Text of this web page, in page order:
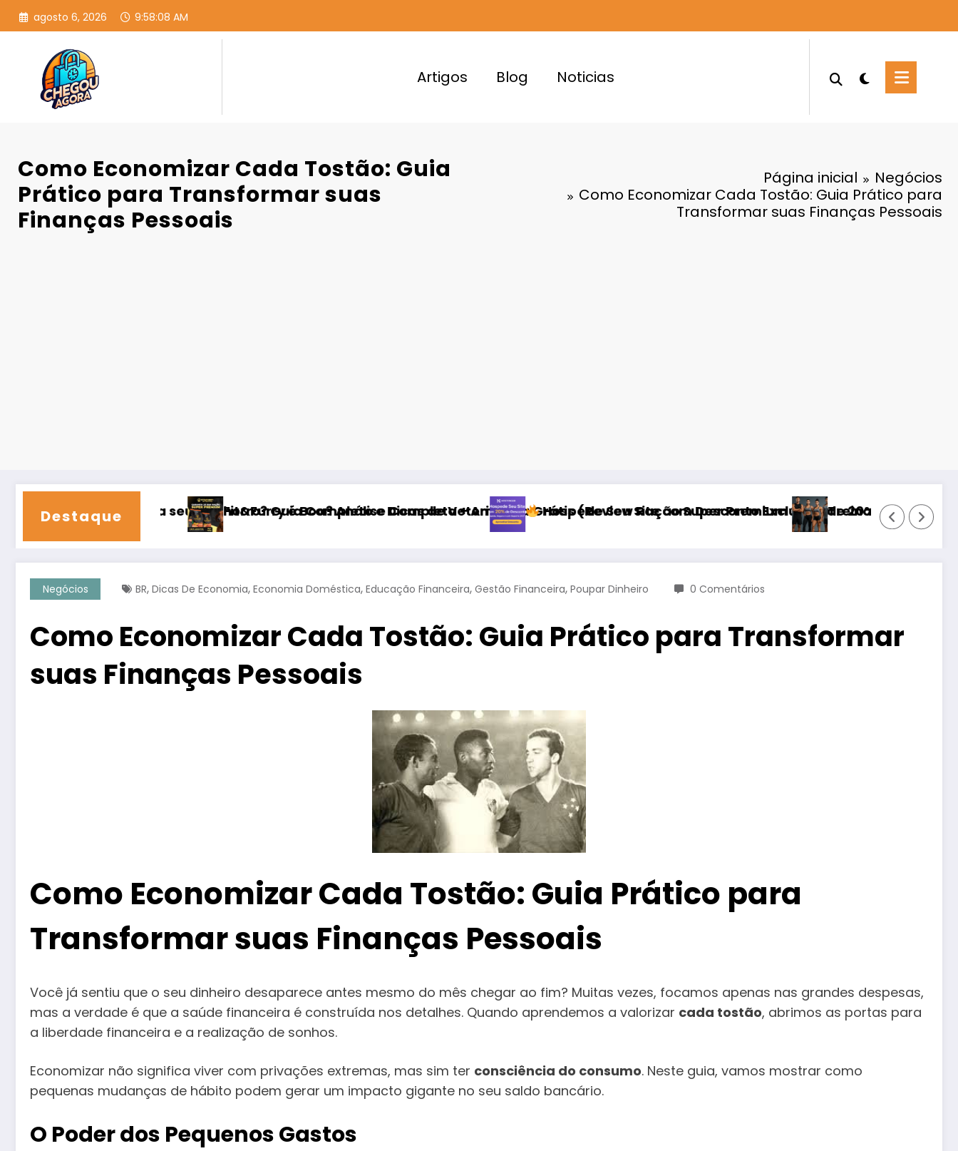
Pular
para
conteúdo
agosto 6, 2026 9:58:09 AM
Artigos Blog Noticias
Como Economizar Cada Tostão: Guia
Prático para Transformar suas
Finanças Pessoais
Página inicial
Negócios
Como Economizar Cada Tostão: Guia Prático para
Transformar suas Finanças Pessoais
Destaque
seu Cachorro? Guia Completo e Dicas de Veterinário
Fit&Furry é Boa? Análise Completa + Amostra Grátis (Review Ração Super Premium 2026)
Hospede Seu Site com Desconto Exclusivo de 20% na Hostinger – Rápida, Segura e
Treinamento Funcional para Educação
Negócios BR, Dicas De Economia, Economia Doméstica, Educação Financeira, Gestão Financeira, Poupar Dinheiro 0 Comentários
Como Economizar Cada Tostão: Guia Prático para Transformar
suas Finanças Pessoais
Como Economizar Cada Tostão: Guia Prático para
Transformar suas Finanças Pessoais
Você já sentiu que o seu dinheiro desaparece antes mesmo do mês chegar ao fim? Muitas vezes, focamos apenas nas grandes despesas,
mas a verdade é que a saúde financeira é construída nos detalhes. Quando aprendemos a valorizar cada tostão, abrimos as portas para
a liberdade financeira e a realização de sonhos.
Economizar não significa viver com privações extremas, mas sim ter consciência do consumo. Neste guia, vamos mostrar como
pequenas mudanças de hábito podem gerar um impacto gigante no seu saldo bancário.
O Poder dos Pequenos Gastos